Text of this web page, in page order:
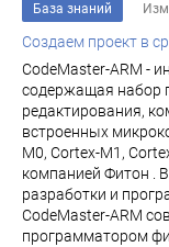
База знаний
Создаем проект в
CodeMaster-ARM -
содержащая набор
редактирования,
встроенных
M0, Cortex-M1,
компанией Фитон .
разработки и
CodeMaster-ARM
программатором